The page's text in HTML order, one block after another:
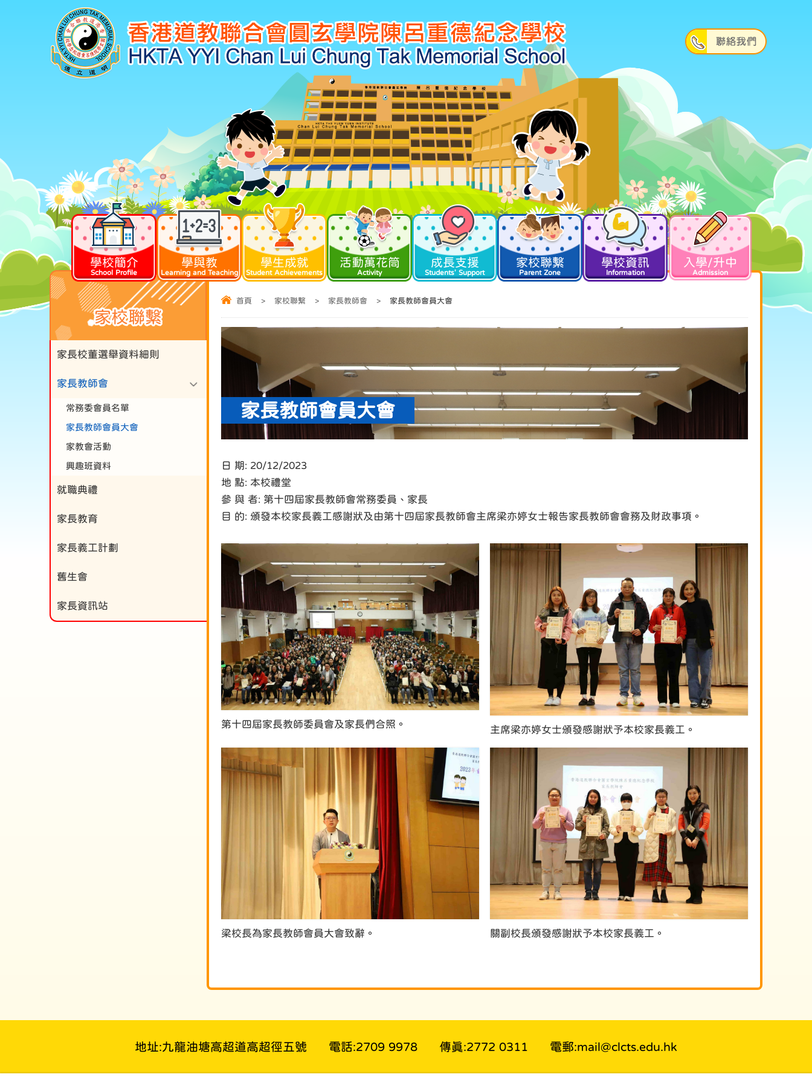
學校簡介
School Profile
學與教
Learning and Teaching
學生成就
Student Achievements
活動萬花筒
Activity
成長支援
Students' Support
家校聯繫
Parent Zone
學校資訊
Information
入學/升中
Admission
首頁 > 家校聯繫 > 家長教師會 > 家長教師會員大會
家長教師會員大會
日 期: 20/12/2023
地 點: 本校禮堂
參 與 者: 第十四屆家長教師會常務委員、家長
目 的: 頒發本校家長義工感謝狀及由第十四屆家長教師會主席梁亦婷女士報告家長教師會會務及財政事項。
第十四屆家長教師委員會及家長們合照。
主席梁亦婷女士頒發感謝狀予本校家長義工。
梁校長為家長教師會員大會致辭。 關副校長頒發感謝狀予本校家長義工。
家校聯繫
家長校董選舉資料細則
家長教師會
常務委會員名單
家長教師會員大會
家教會活動
興趣班資料
就職典禮
家長教育
家長義工計劃
舊生會
家長資訊站
地址:九龍油塘高超道高超徑五號 電話:2709 9978 傳真:2772 0311 電郵:mail@clcts.edu.hk